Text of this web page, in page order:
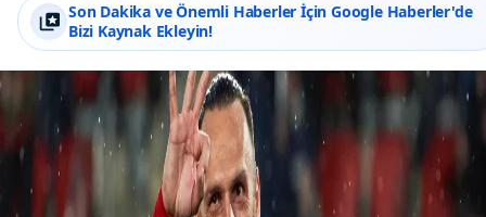
Son Dakika ve Önemli Haberler İçin Google Haberler'de
Bizi Kaynak Ekleyin!